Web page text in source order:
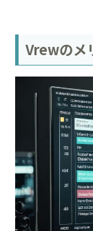
Vrewのメ